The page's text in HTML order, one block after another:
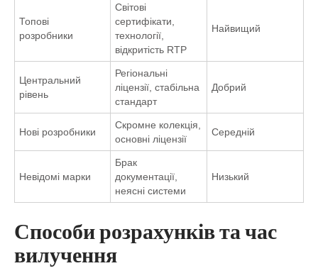
Топові
розробники
Світові
сертифікати,
технології,
відкритість RTP
Найвищий
Центральний
рівень
Регіональні
ліцензії, стабільна
стандарт
Добрий
Нові розробники
Скромне колекція,
основні ліцензії
Середній
Невідомі марки
Брак
документації,
неясні системи
Низький
Способи розрахунків та час
вилучення